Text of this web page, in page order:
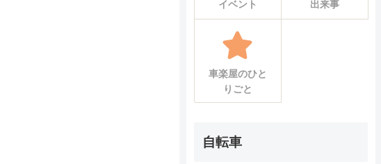
イベント 出来事
車楽屋のひと
りごと
自転車